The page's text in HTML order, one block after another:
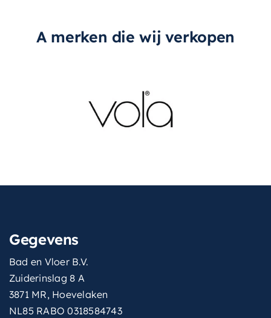
A merken die wij verkopen
Gegevens
Bad en Vloer B.V.
Zuiderinslag 8 A
3871 MR, Hoevelaken
NL85 RABO 0318584743